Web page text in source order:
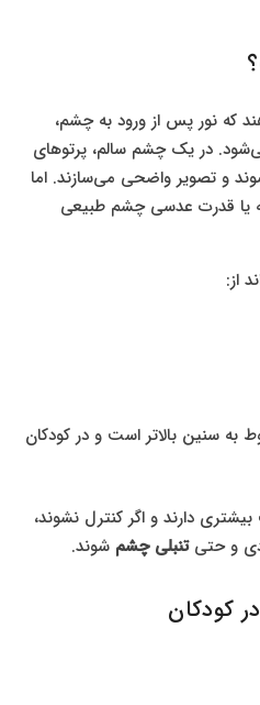
که نور پس از ورود به چشم،
در یک چشم سالم، پرتوهای
و تصویر واضحی می‌سازند. اما
یا قدرت عدسی چشم طبیعی
از:
به سنین بالاتر است و در کودکان
دارند و اگر کنترل نشوند،
و حتیتنبلی چشم شوند.
کودکان